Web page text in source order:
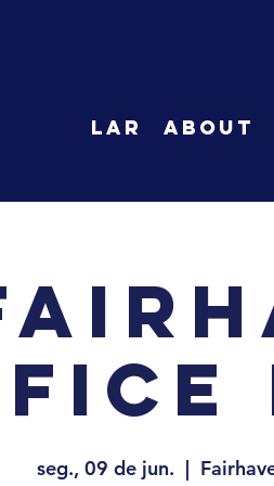
LAR About
seg., 09 de jun.
  |